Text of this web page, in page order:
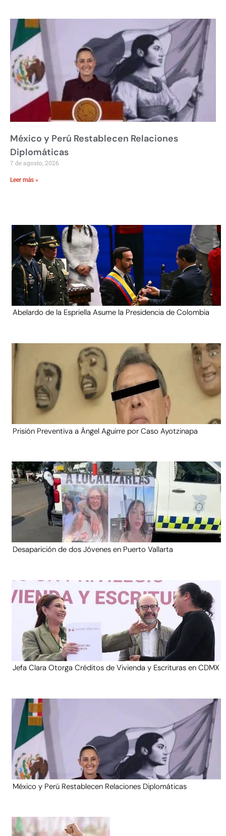
México y Perú Restablecen Relaciones
Diplomáticas
7 de agosto, 2026
Leer más »
Abelardo de la Espriella Asume la Presidencia de Colombia
Prisión Preventiva a Ángel Aguirre por Caso Ayotzinapa
Desaparición de dos Jóvenes en Puerto Vallarta
Jefa Clara Otorga Créditos de Vivienda y Escrituras en CDMX
México y Perú Restablecen Relaciones Diplomáticas